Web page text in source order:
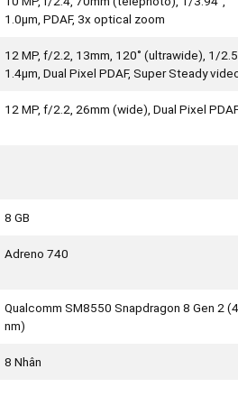
1.0µm, PDAF, 3x optical zoom
12 MP, f/2.2, 13mm, 120˚ (ultrawide), 1/
1.4µm, Dual Pixel PDAF, Super Steady
12 MP, f/2.2, 26mm (wide), Dual Pixel
8 GB
Adreno 740
Qualcomm SM8550 Snapdragon 8 Gen 2 (4
nm)
8 Nhân